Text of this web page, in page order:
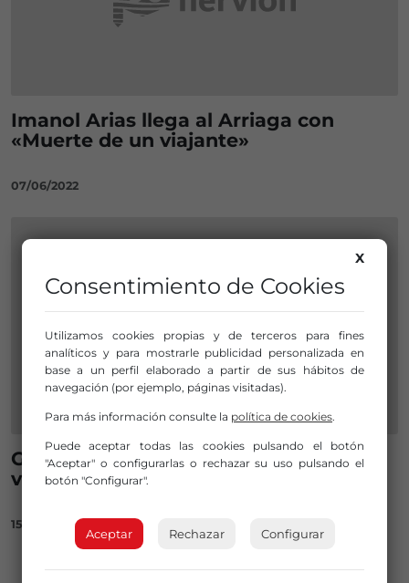
Imanol Arias llega al Arriaga con
«Muerte de un viajante»
07/06/2022
Grandes nombres de la escena este
verano en el Arriaga
15/06/2021
X
Consentimiento de Cookies
Utilizamos cookies propias y de terceros para fines
analíticos y para mostrarle publicidad personalizada en
base a un perfil elaborado a partir de sus hábitos de
navegación (por ejemplo, páginas visitadas).
Para más información consulte la política de cookies.
Puede aceptar todas las cookies pulsando el botón
"Aceptar" o configurarlas o rechazar su uso pulsando el
botón "Configurar".
Aceptar Rechazar Configurar